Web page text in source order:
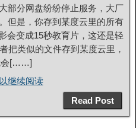
部分网盘纷纷停止服务，大厂
但是，你存到某度云里的所有
会变成15秒教育片，这还是轻
把类似的文件存到某度云里，
会[……]
继续阅读
Read Post